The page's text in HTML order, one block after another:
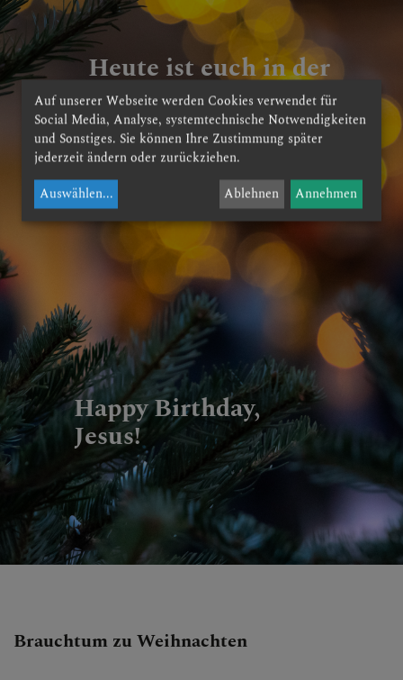
Heute ist euch in der
Stadt Davids der
Retter geboren.
Lukas 2,11
Happy Birthday,
Jesus!
Brauchtum zu Weihnachten
Auf unserer Webseite werden Cookies verwendet für
Social Media, Analyse, systemtechnische Notwendigkeiten
und Sonstiges. Sie können Ihre Zustimmung später
jederzeit ändern oder zurückziehen.
Auswählen... Ablehnen Annehmen